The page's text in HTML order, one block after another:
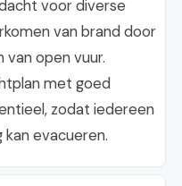
voor diverse
van brand door
open vuur.
met goed
zodat iedereen
kan evacueren.